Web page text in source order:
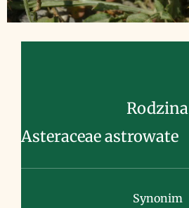
Rodzina
Asteraceae astrowate
Synonim